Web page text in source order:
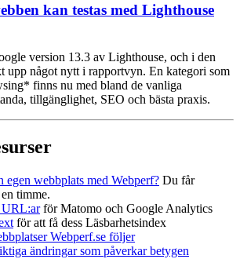
kan testas med Lighthouse
version 13.3 av Lighthouse, och i den
upp något nytt i rapportvyn. En kategori som
finns nu med bland de vanliga
tillgänglighet, SEO och bästa praxis.
egen webbplats med Webperf? Du får
timme.
URL:arför Matomo och Google Analytics
för att få dess Läsbarhetsindex
Webperf.se följer
ändringar som påverkar betygen